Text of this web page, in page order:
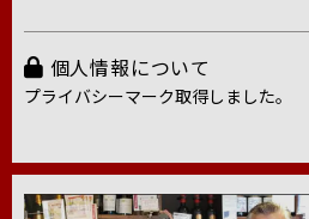
個人情報について
プライバシーマーク取得しました。